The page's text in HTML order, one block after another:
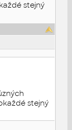
stejný
stejný